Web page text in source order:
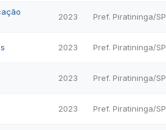
2023 Pref. Piratininga/SP
2023 Pref. Piratininga/SP
2023 Pref. Piratininga/SP
2023 Pref. Piratininga/SP